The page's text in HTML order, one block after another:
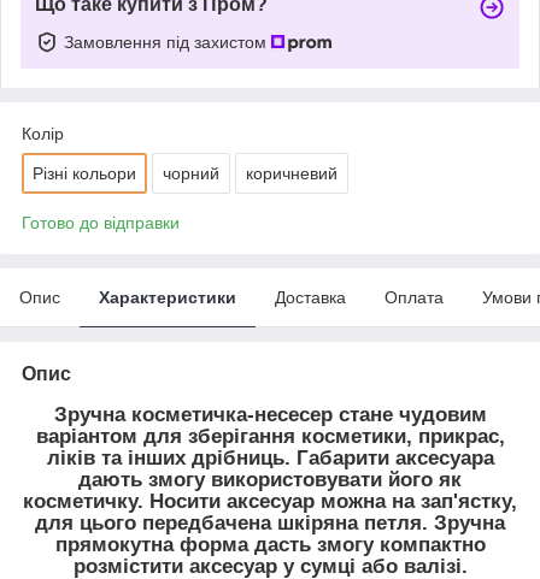
Замовлення під захистом
Колір
Різні кольори чорний коричневий
Готово до відправки
Опис Характеристики Доставка Оплата Умови
Опис
Зручна косметичка-несесер стане чудовим
варіантом для зберігання косметики, прикрас,
ліків та інших дрібниць. Габарити аксесуара
дають змогу використовувати його як
косметичку. Носити аксесуар можна на зап'ястку,
для цього передбачена шкіряна петля. Зручна
прямокутна форма дасть змогу компактно
розмістити аксесуар у сумці або валізі.